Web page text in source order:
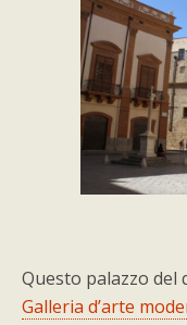
Questo palazzo del
Galleria d’arte